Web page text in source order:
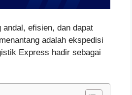
efisien, dan dapat
adalah ekspedisi
Express hadir sebagai